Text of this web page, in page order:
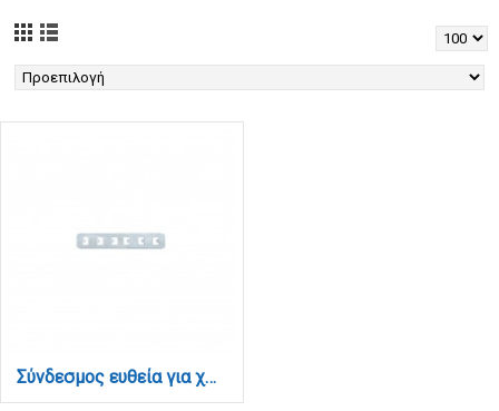
Σύνδεσμος ευθεία για χωνευτή ράγα (TC027)